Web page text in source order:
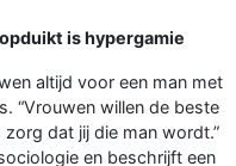
is hypergamie
altijd voor een man met
“Vrouwen willen de beste
zorg dat jij die man wordt.”
en beschrijft een